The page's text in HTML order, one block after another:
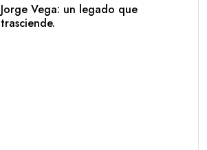
Jorge Vega: un legado que
trasciende.